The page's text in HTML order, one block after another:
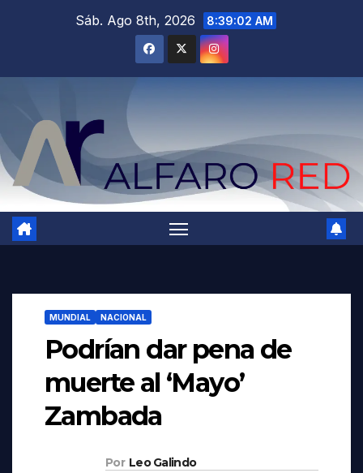
Sáb. Ago 8th, 2026 8:39:03 AM
MUNDIAL NACIONAL
Podrían dar pena de
muerte al ‘Mayo’
Zambada
Por Leo Galindo